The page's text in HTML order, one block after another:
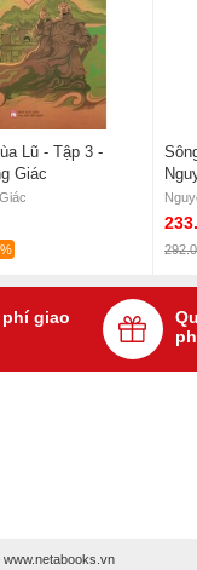
Lũ - Tập 3 -
Giác
phí giao